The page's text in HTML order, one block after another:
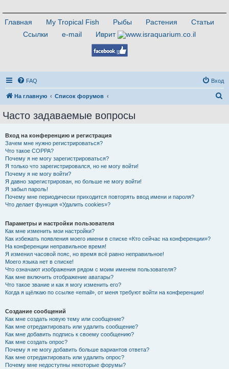
Главная My Tropical Fish Рыбы Растения
Статьи
Ссылки
e-mail Иврит
FAQ Вход
На главную Список форумов
Часто задаваемые вопросы
Вход на конференцию и регистрация
Зачем мне нужно регистрироваться?
Что такое COPPA?
Почему я не могу зарегистрироваться?
Я только что зарегистрировался, но не могу войти!
Почему я не могу войти?
Я давно зарегистрирован, но больше не могу войти!
Я забыл пароль!
Почему мне периодически приходится повторять ввод имени и пароля?
Что делает функция «Удалить cookies»?
Параметры и настройки пользователя
Как мне изменить мои настройки?
Как избежать появления моего имени в списке «Кто сейчас на конференции»?
На конференции неправильное время!
Я изменил часовой пояс, но время всё равно неправильное!
Моего языка нет в списке!
Что означают изображения рядом с моим именем пользователя?
Как мне включить отображение аватары?
Что такое звание и как я могу изменить его?
Когда я щёлкаю по ссылке «email», от меня требуют войти на конференцию!
Создание сообщений
Как мне создать новую тему или сообщение?
Как мне отредактировать или удалить сообщение?
Как мне добавить подпись к своему сообщению?
Как мне создать опрос?
Почему я не могу добавить больше вариантов ответа?
Как мне отредактировать или удалить опрос?
Почему мне недоступны некоторые форумы?